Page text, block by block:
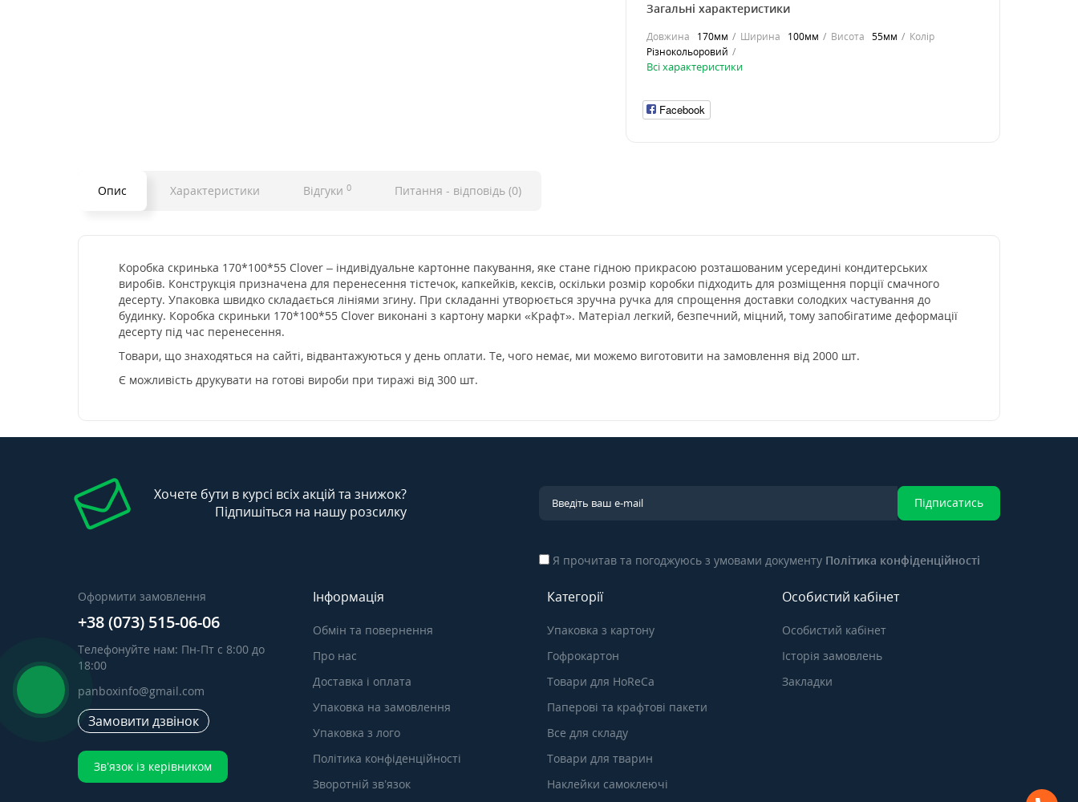
Загальні характеристики
Довжина 170мм Ширина 100мм Висота 55мм
Колір
Різнокольоровий
Всі характеристики
Facebook
Опис Характеристики Відгуки 0 Питання - відповідь (0)
Коробка скринька 170*100*55 Clover – індивідуальне картонне пакування, яке стане гідною прикрасою розташованим усередині кондитерських
виробів. Конструкція призначена для перенесення тістечок, капкейків, кексів, оскільки розмір коробки підходить для розміщення порції смачного
десерту. Упаковка швидко складається лініями згину. При складанні утворюється зручна ручка для спрощення доставки солодких частування до
будинку. Коробка скриньки 170*100*55 Clover виконані з картону марки «Крафт». Матеріал легкий, безпечний, міцний, тому запобігатиме деформації
десерту під час перенесення.
Товари, що знаходяться на сайті, відвантажуються у день оплати. Те, чого немає, ми можемо виготовити на замовлення від 2000 шт.
Є можливість друкувати на готові вироби при тиражі від 300 шт.
Хочете бути в курсі всіх акцій та знижок?
Підпишіться на нашу розсилку
Підписатись
Я прочитав та погоджуюсь з умовами документу Політика конфіденційності
Оформити замовлення
+38 (073) 515-06-06
Телефонуйте нам: Пн-Пт с 8:00 до
18:00
panboxinfo@gmail.com
Замовити дзвінок
Зв’язок із керівником
Інформація
Обмін та повернення
Про нас
Доставка і оплата
Упаковка на замовлення
Упаковка з лого
Політика конфіденційності
Зворотній зв’язок
Категорії
Упаковка з картону
Гофрокартон
Товари для HoReCa
Паперові та крафтові пакети
Все для складу
Товари для тварин
Наклейки самоклеючі
Особистий кабінет
Особистий кабінет
Історія замовлень
Закладки